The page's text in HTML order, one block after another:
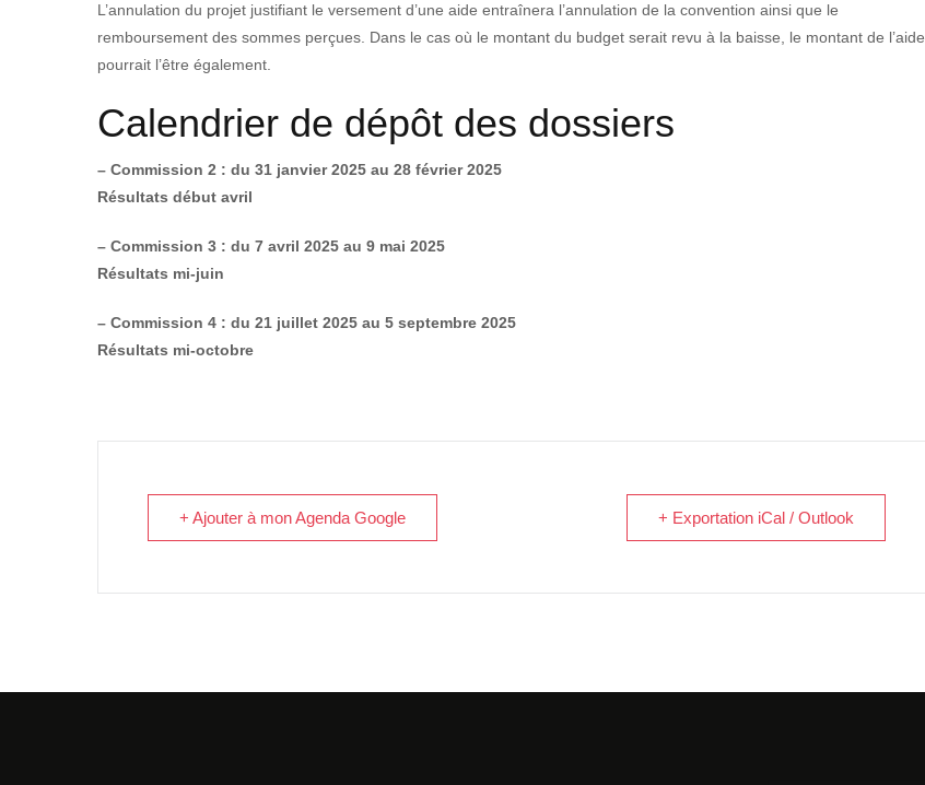
L’annulation du projet justifiant le versement d’une aide entraînera l’annulation de la convention ainsi que le
remboursement des sommes perçues. Dans le cas où le montant du budget serait revu à la baisse, le montant de l’aide
pourrait l’être également.
Calendrier de dépôt des dossiers
– Commission 2 : du 31 janvier 2025 au 28 février 2025
Résultats début avril
– Commission 3 : du 7 avril 2025 au 9 mai 2025
Résultats mi-juin
– Commission 4 : du 21 juillet 2025 au 5 septembre 2025
Résultats mi-octobre
+ Ajouter à mon Agenda Google + Exportation iCal / Outlook